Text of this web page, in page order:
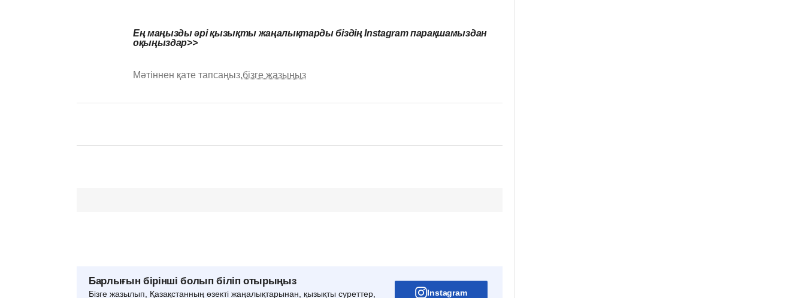
Ең маңызды әрі қызықты жаңалықтарды біздің Instagram парақшамыздан
оқыңыздар>>
Мәтіннен қате тапсаңыз,бізге жазыңыз
Барлығын бірінші болып біліп отырыңыз
Бізге жазылып, Қазақстанның өзекті жаңалықтарынан, қызықты суреттер, Instagram